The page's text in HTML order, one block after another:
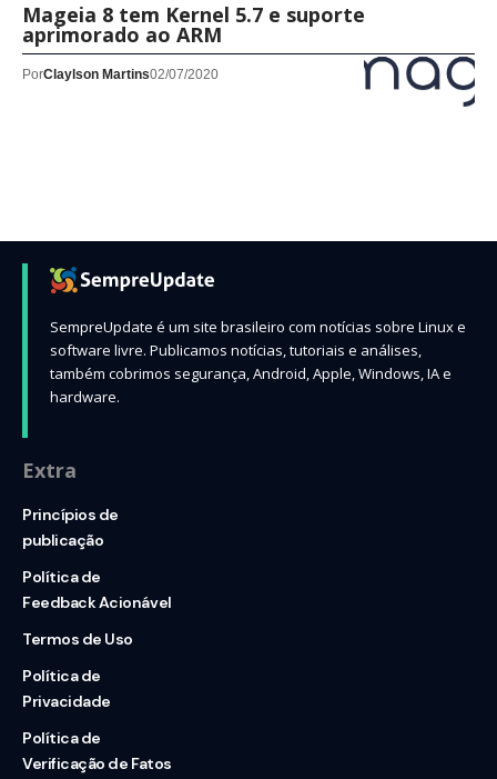
Mageia 8 tem Kernel 5.7 e suporte
aprimorado ao ARM
PorClaylson Martins02/07/2020
SempreUpdate é um site brasileiro com notícias sobre Linux e
software livre. Publicamos notícias, tutoriais e análises,
também cobrimos segurança, Android, Apple, Windows, IA e
hardware.
Extra
Princípios de
publicação
Política de
Feedback Acionável
Termos de Uso
Política de
Privacidade
Política de
Verificação de Fatos